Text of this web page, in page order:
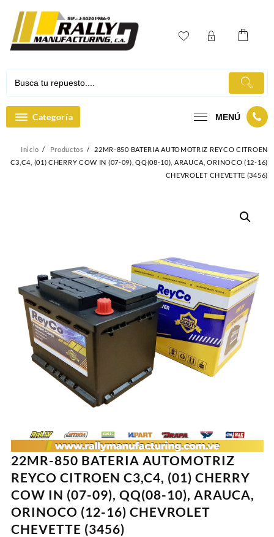
contenido
Categoría MENÚ
Inicio Productos
22MR-850 BATERIA AUTOMOTRIZ REYCO CITROEN
C3,C4, (01) CHERRY COW IN (07-09), QQ(08-10), ARAUCA, ORINOCO (12-16)
CHEVROLET CHEVETTE (3456)
22MR-850 BATERIA AUTOMOTRIZ
REYCO CITROEN C3,C4, (01) CHERRY
COW IN (07-09), QQ(08-10), ARAUCA,
ORINOCO (12-16) CHEVROLET
CHEVETTE (3456)